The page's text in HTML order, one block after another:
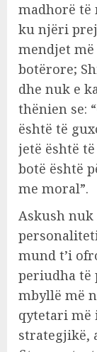
madhorë të
ku njëri
mendjet
botërore;
dhe nuk e
thënien se:
është të
jetë është
botë është
me moral”.
Askush
mund t’i
periudha të
mbyllë më
qytetari më
strategjikë,